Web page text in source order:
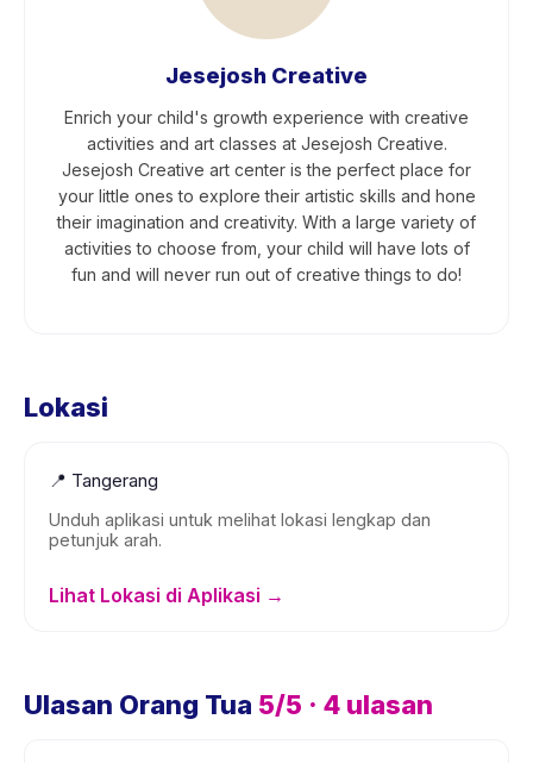
Jesejosh Creative
Enrich your child's growth experience with creative
activities and art classes at Jesejosh Creative.
Jesejosh Creative art center is the perfect place for
your little ones to explore their artistic skills and hone
their imagination and creativity. With a large variety of
activities to choose from, your child will have lots of
fun and will never run out of creative things to do!
Lokasi
📍 Tangerang
Unduh aplikasi untuk melihat lokasi lengkap dan
petunjuk arah.
Lihat Lokasi di Aplikasi →
Ulasan Orang Tua 5/5 · 4 ulasan